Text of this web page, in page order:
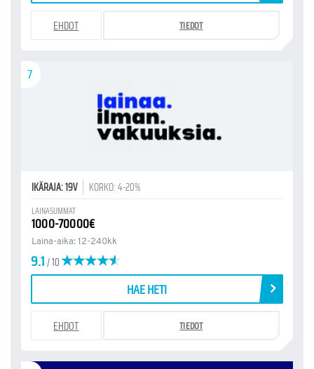
EHDOT TIEDOT
7
IKÄRAJA: 19V KORKO: 4-20%
LAINASUMMAT
1000-70000€
Laina-aika: 12-240kk
9.1/ 10
HAE HETI
EHDOT TIEDOT